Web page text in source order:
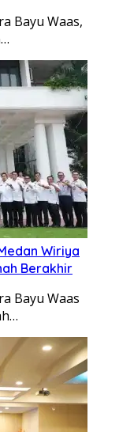
Bayu Waas,
Wiriya
Berakhir
Bayu Waas